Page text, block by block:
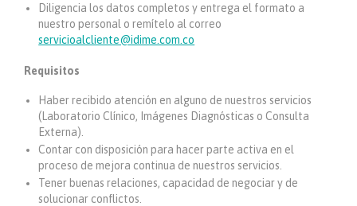
Diligencia los datos completos y entrega el formato a
nuestro personal o remítelo al correo
servicioalcliente@idime.com.co
Requisitos
Haber recibido atención en alguno de nuestros servicios
(Laboratorio Clínico, Imágenes Diagnósticas o Consulta
Externa).
Contar con disposición para hacer parte activa en el
proceso de mejora continua de nuestros servicios.
Tener buenas relaciones, capacidad de negociar y de
solucionar conflictos.